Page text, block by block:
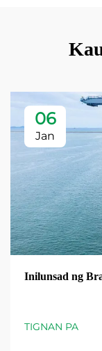
06
Jan
Inilunsad ng
TIGNAN PA